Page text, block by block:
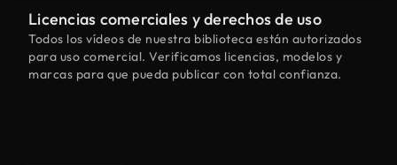
Licencias comerciales y derechos de uso
Todos los vídeos de nuestra biblioteca están autorizados
para uso comercial. Verificamos licencias, modelos y
marcas para que pueda publicar con total confianza.